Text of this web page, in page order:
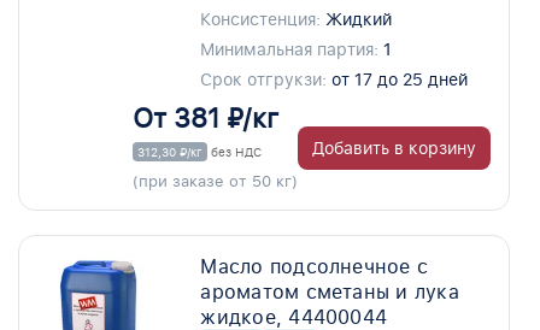
Консистенция: Жидкий
Минимальная партия: 1
Срок отгрукзи: от 17 до 25 дней
От 381 ₽/кг
312,30 ₽/кг без НДС
(при заказе от 50 кг)
Добавить в корзину
Масло подсолнечное с
ароматом сметаны и лука
жидкое, 44400044